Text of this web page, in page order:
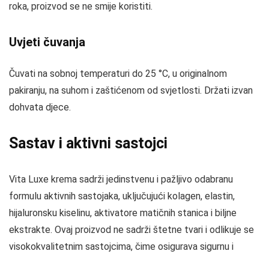
roka, proizvod se ne smije koristiti.
Uvjeti čuvanja
Čuvati na sobnoj temperaturi do 25 °C, u originalnom
pakiranju, na suhom i zaštićenom od svjetlosti. Držati izvan
dohvata djece.
Sastav i aktivni sastojci
Vita Luxe krema sadrži jedinstvenu i pažljivo odabranu
formulu aktivnih sastojaka, uključujući kolagen, elastin,
hijaluronsku kiselinu, aktivatore matičnih stanica i biljne
ekstrakte. Ovaj proizvod ne sadrži štetne tvari i odlikuje se
visokokvalitetnim sastojcima, čime osigurava sigurnu i